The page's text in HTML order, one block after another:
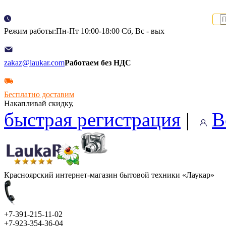
Режим работы:Пн-Пт 10:00-18:00 Сб, Вс - вых
zakaz@laukar.comРаботаем без НДС
Бесплатно доставим
Накапливай скидку,
быстрая регистрация |
Красноярский интернет-магазин бытовой техники «Лаукар»
+7-391-215-11-02
+7-923-354-36-04